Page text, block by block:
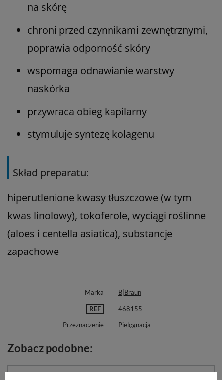
na skórę
chroni przed czynnikami zewnętrznymi,
poprawia odporność skóry
wspomaga odnawianie warstwy
naskórka
przywraca obieg kapilarny
stymuluje syntezę kolagenu
Skład preparatu:
hiperutlenione kwasy tłuszczowe (w tym
kwas linolowy), tokoferole, wyciągi roślinne
(aloes i centella asiatica), substancje
zapachowe
Marka B|Braun
REF 468155
Przeznaczenie Pielęgnacja
Zobacz podobne: